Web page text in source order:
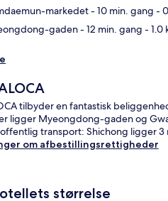
markedet- 10 min. gang -
gaden- 12 min. gang - 1.0
tilbyder en fantastisk
ligger Myeongdong-gaden og
transport: Shichong ligger
om afbestillingsrettigheder
størrelse